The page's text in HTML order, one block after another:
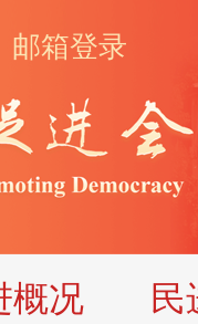
邮箱登录
概况
民